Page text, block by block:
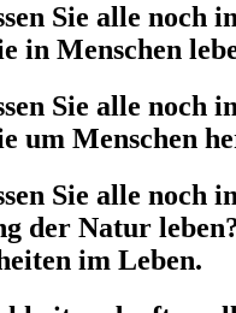
Sie alle noch
in Menschen
Sie alle noch
um Menschen
Sie alle noch
der Natur
im Leben.